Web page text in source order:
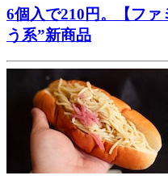
6個入で210円。【フ
う系”新商品